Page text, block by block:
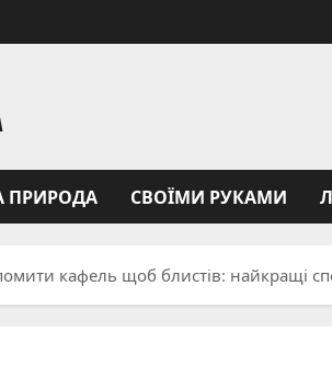
ПРИРОДА СВОЇМИ РУКАМИ
кафель щоб блистів: найкращі